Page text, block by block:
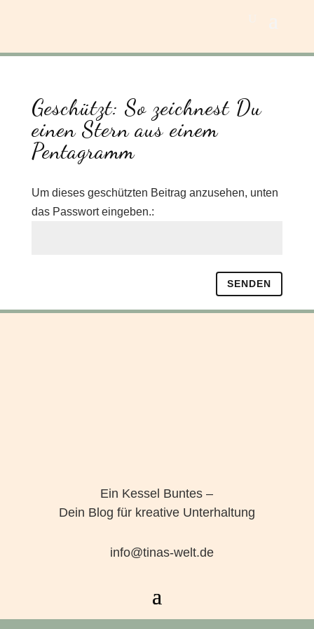
Geschützt: So zeichnest Du
einen Stern aus einem
Pentagramm
Um dieses geschützten Beitrag anzusehen, unten
das Passwort eingeben.:
SENDEN
Ein Kessel Buntes –
Dein Blog für kreative Unterhaltung
info@tinas-welt.de